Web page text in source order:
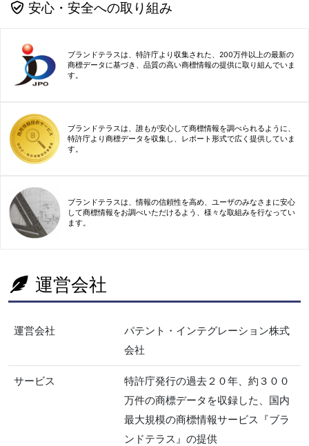
安心・安全への取り組み
ブランドテラスは、特許庁より収集された、200万件以上の最新の
商標データに基づき、品質の高い商標情報の提供に取り組んでいま
す。
ブランドテラスは、誰もが安心して商標情報を調べられるように、
特許庁より商標データを収集し、レポート形式で広く提供していま
す。
ブランドテラスは、情報の信頼性を高め、ユーザのみなさまに安心
して商標情報をお調べいただけるよう、様々な取組みを行なってい
ます。
運営会社
運営会社
パテント・インテグレーション株式
会社
サービス
特許庁発行の過去２０年、約３００
万件の商標データを収録した、国内
最大規模の商標情報サービス『ブラ
ンドテラス』の提供